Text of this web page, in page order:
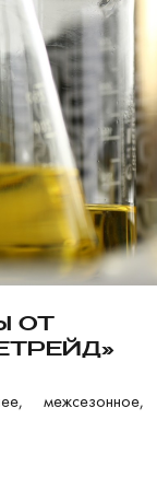
ОТ
межсезонное,